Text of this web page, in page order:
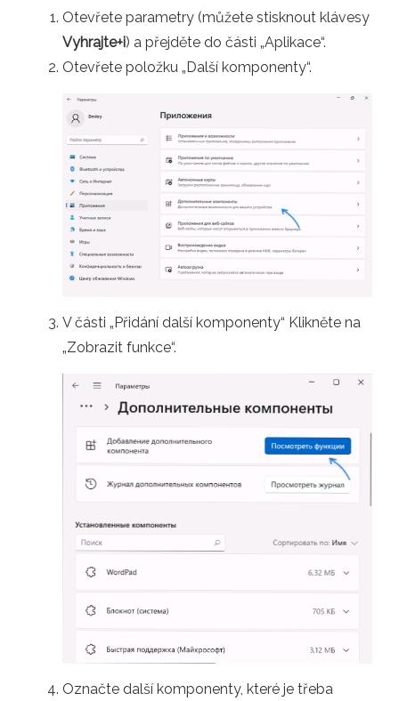
Otevřete parametry (můžete stisknout klávesy
Vyhrajte+i) a přejděte do části „Aplikace“.
Otevřete položku „Další komponenty“.
V části „Přidání další komponenty“ Klikněte na
„Zobrazit funkce“.
Označte další komponenty, které je třeba